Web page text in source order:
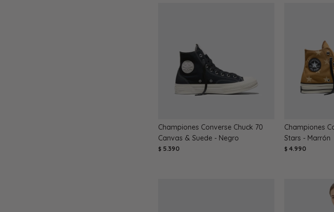
Championes Converse Chuck 70
Canvas & Suede - Negro
$ 5.390
Championes
Stars - Marrón
$ 4.990